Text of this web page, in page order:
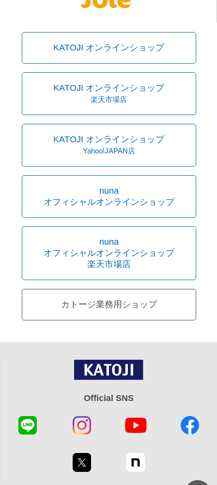
KATOJI オンラインショップ
KATOJI オンラインショップ
楽天市場店
KATOJI オンラインショップ
Yahoo!JAPAN店
nuna
オフィシャルオンラインショップ
nuna
オフィシャルオンラインショップ
楽天市場店
カトージ業務用ショップ
Official SNS